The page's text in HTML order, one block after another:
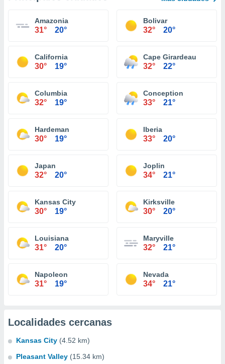
Amazonia
31° 20°
Bolivar
32° 20°
California
30° 19°
Cape Girardeau
32° 22°
Columbia
32° 19°
Conception
33° 21°
Hardeman
30° 19°
Iberia
33° 20°
Japan
32° 20°
Joplin
34° 21°
Kansas City
30° 19°
Kirksville
30° 20°
Louisiana
31° 20°
Maryville
32° 21°
Napoleon
31° 19°
Nevada
34° 21°
Localidades cercanas
Kansas City (4.52 km)
Pleasant Valley (15.34 km)